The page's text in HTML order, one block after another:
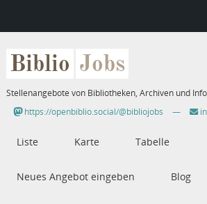
Biblio Jobs
Stellenangebote von Bibliotheken, Archiven und
https://openbiblio.social/@bibliojobs
—
Liste Karte Tabelle
Neues Angebot eingeben Blog